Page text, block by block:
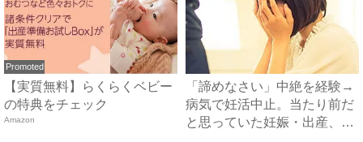
Promoted
【実質無料】らくらくベビー
の特典をチェック
Amazon
「諦めなさい」中絶を経験→
病気で妊活中止。当たり前だ
と思っていた妊娠・出産、現